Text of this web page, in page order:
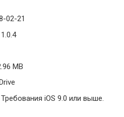
02-21
1.0.4
MB
Требования iOS 9.0 или выше.